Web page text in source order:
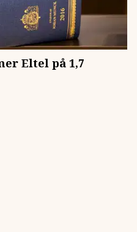
Eltel på 1,7